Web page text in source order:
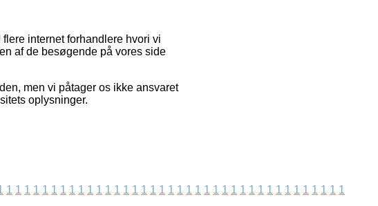
internet forhandlere hvori vi
af de besøgende på vores side
men vi påtager os ikke ansvaret
oplysninger.
1 1 1 1 1 1 1 1 1 1 1 1 1 1 1 1 1 1 1 1 1 1 1 1 1 1 1 1 1 1 1 1 1 1 1 1 1 1